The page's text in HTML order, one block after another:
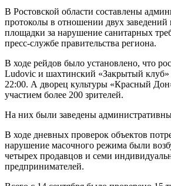
В Ростовской области составлены
протоколы в отношении двух
площадки за нарушение санитарных
пресс-службе правительства региона.
В ходе рейдов было установлено, что
Ludovic и шахтинский «Закрытый клуб»
22:00. А дворец культуры «Красный
участием более 200 зрителей.
На них были заведены
В ходе дневных проверок объектов
нарушение масочного режима были
четырех продавцов и семи
предпринимателей.